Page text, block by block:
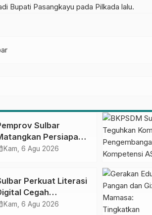
Bupati Pasangkayu pada Pilkada lalu.
Sulbar
Persiapan
Ke-81 RI, Puncak
Kam, 6 Agu 2026
Perkuat Literasi
Cegah
Love
Kam, 6 Agu 2026